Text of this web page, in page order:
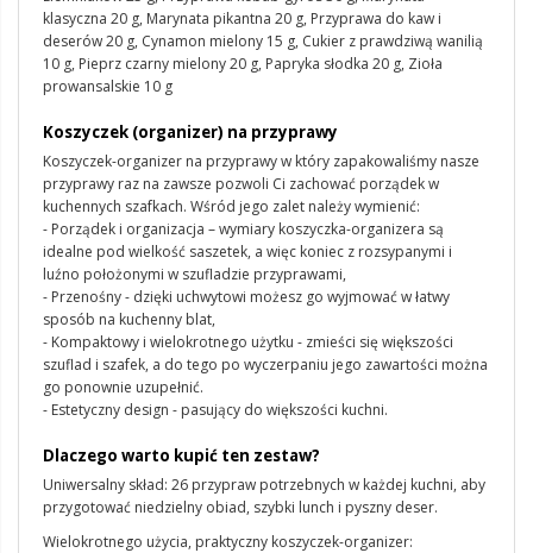
klasyczna 20 g, Marynata pikantna 20 g, Przyprawa do kaw i
deserów 20 g, Cynamon mielony 15 g, Cukier z prawdziwą wanilią
10 g, Pieprz czarny mielony 20 g, Papryka słodka 20 g, Zioła
prowansalskie 10 g
Koszyczek (organizer) na przyprawy
Koszyczek-organizer na przyprawy w który zapakowaliśmy nasze
przyprawy raz na zawsze pozwoli Ci zachować porządek w
kuchennych szafkach. Wśród jego zalet należy wymienić:
- Porządek i organizacja – wymiary koszyczka-organizera są
idealne pod wielkość saszetek, a więc koniec z rozsypanymi i
luźno położonymi w szufladzie przyprawami,
- Przenośny - dzięki uchwytowi możesz go wyjmować w łatwy
sposób na kuchenny blat,
- Kompaktowy i wielokrotnego użytku - zmieści się większości
szuflad i szafek, a do tego po wyczerpaniu jego zawartości można
go ponownie uzupełnić.
- Estetyczny design - pasujący do większości kuchni.
Dlaczego warto kupić ten zestaw?
Uniwersalny skład: 26 przypraw potrzebnych w każdej kuchni, aby
przygotować niedzielny obiad, szybki lunch i pyszny deser.
Wielokrotnego użycia, praktyczny koszyczek-organizer: